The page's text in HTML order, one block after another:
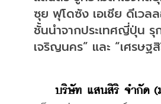
ซุย ฟุโดซัง เอเชีย ดีเว
ชั้นนำจากประเทศญี่ปุ่น รุ
เจริญนคร” และ “เศรษ
บริษัท แสนสิริ จำกัด (